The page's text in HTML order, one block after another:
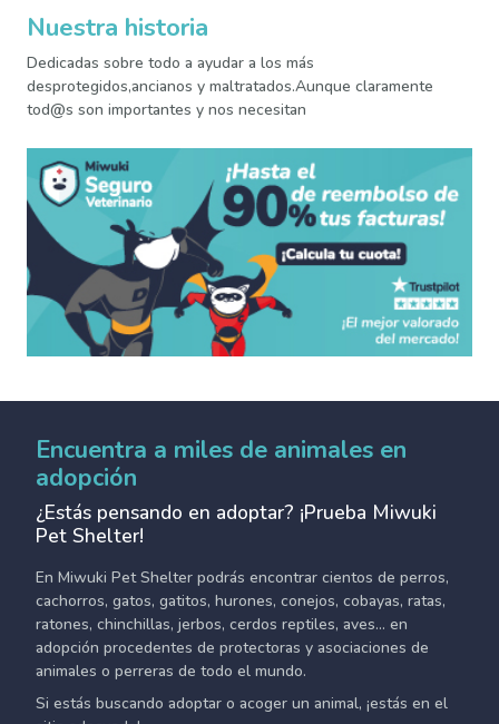
Nuestra historia
Dedicadas sobre todo a ayudar a los más
desprotegidos,ancianos y maltratados.Aunque claramente
tod@s son importantes y nos necesitan
Encuentra a miles de animales en
adopción
¿Estás pensando en adoptar? ¡Prueba Miwuki
Pet Shelter!
En Miwuki Pet Shelter podrás encontrar cientos de perros,
cachorros, gatos, gatitos, hurones, conejos, cobayas, ratas,
ratones, chinchillas, jerbos, cerdos reptiles, aves... en
adopción procedentes de protectoras y asociaciones de
animales o perreras de todo el mundo.
Si estás buscando adoptar o acoger un animal, ¡estás en el